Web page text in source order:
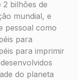
2 bilhões de
mundial, e
pessoal como
para
para imprimir
do planeta